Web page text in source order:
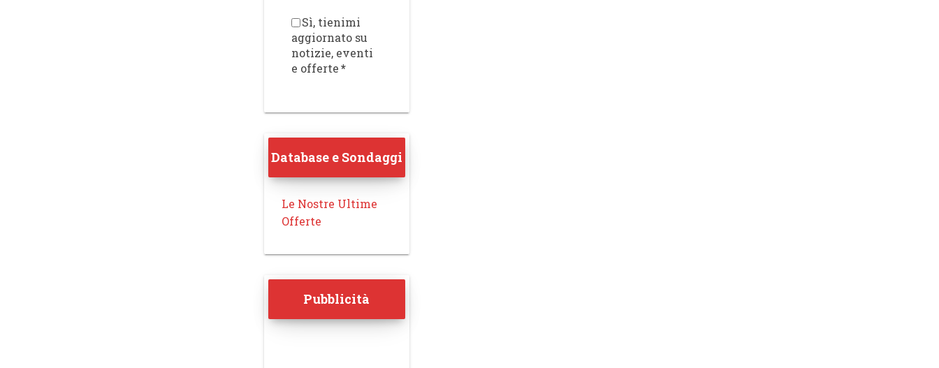
Sì, tienimi
aggiornato su
notizie, eventi
e offerte*
Database e Sondaggi
Le Nostre Ultime
Offerte
Pubblicità